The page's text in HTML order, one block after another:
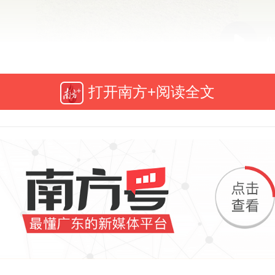
，广州交通大学筹建迎来重要进
通大学以广州航海学院为基础筹
在广州航海学院黄埔校区基础上
打开南方+阅读全文